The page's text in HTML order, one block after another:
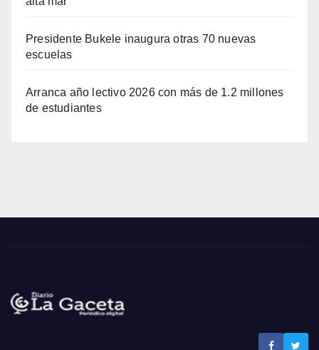
Presidente Bukele inaugura otras 70 nuevas
escuelas
Arranca año lectivo 2026 con más de 1.2 millones
de estudiantes